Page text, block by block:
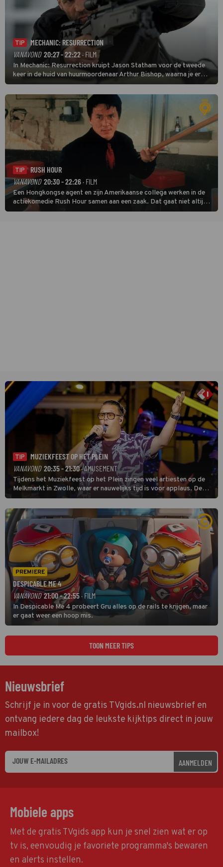
TIP
MECHANIC: RESURRECTION
VANAVOND 20:27 - 22:22· FILM
In Mechanic: Resurrection kruipt Jason Statham voor de tweede
keer in de huid van huurmoordenaar Arthur Bishop, waarna je er
donder op kunt zeggen dat er van Bishops geplande pensioen niet
veel terechtkomt.
TIP
RUSH HOUR
VANAVOND 20:30 - 22:26 · FILM
Een Hongkongse agent en zijn Amerikaanse collega werken in de
actiekomedie Rush Hour samen aan een zaak. Dat gaat niet altijd
van een leien dakje.
TIP
MUZIEKFEEST OP HET PLEIN
VANAVOND 20:35 - 21:30· AMUSEMENT
Tijdens het Muziekfeest op het Plein zingen veel artiesten op de
Melkmarkt in Zwolle, waar er nauwelijks tijd is voor applaus. De
grootste namen zijn André Hazes, Jannes, René Froger en
natuurlijk Rutger van Barneveld met zijn hit Zwoele Zomernachten.
PREMIERE
DESPICABLE ME 4
VANAVOND 21:00 - 22:55 · FILM
In Despicable Me 4 probeert Gru alles op de rails te krijgen, maar
er gaat weer een hoop mis.
TOON MEER TIPS
Nieuwsbrief
Schrijf je in voor de gratis TVgids.nl nieuwsbrief en
ontvang iedere dag de leukste kijktips direct in jouw
mailbox!
AANMELDEN
Mobiele apps
Met de gratis TVgids app kun je snel zien wat er op
tv is, eenvoudig je favoriete programma's bewaren
en alerts instellen.